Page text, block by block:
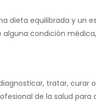
dieta equilibrada y un
condición
tratar, curar
de la salud para